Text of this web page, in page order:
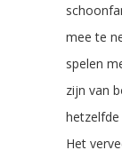
mee te
spelen
zijn van
Het